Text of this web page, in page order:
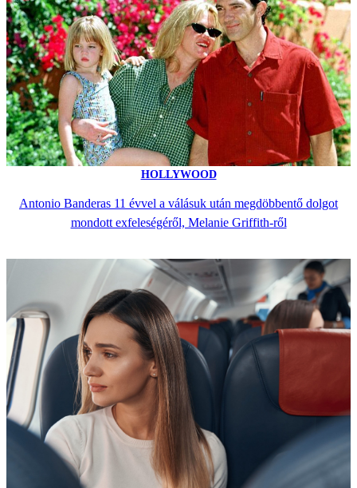
HOLLYWOOD
Antonio Banderas 11 évvel a válásuk után megdöbbentő dolgot
mondott exfeleségéről, Melanie Griffith-ről